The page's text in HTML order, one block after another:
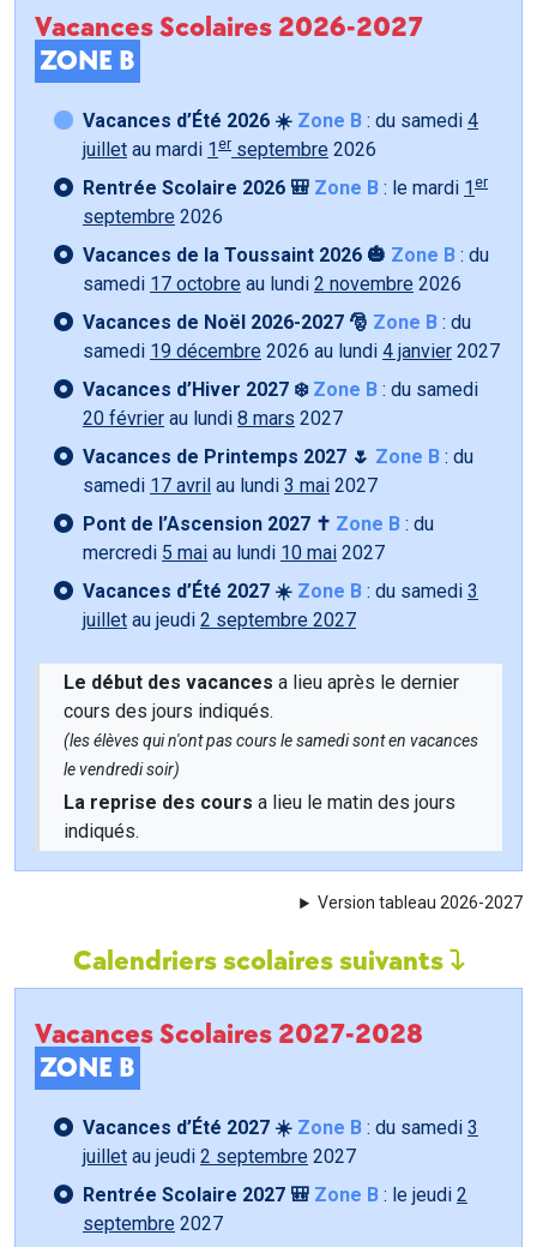
Vacances Scolaires 2026-2027
ZONE B
Vacances d’Été 2026 ☀️ Zone B : du samedi 4
juillet au mardi 1 er septembre 2026
Rentrée Scolaire 2026 🎒 Zone B : le mardi 1 er
septembre 2026
Vacances de la Toussaint 2026 🎃 Zone B : du
samedi 17 octobre au lundi 2 novembre 2026
Vacances de Noël 2026-2027 🎅 Zone B : du
samedi 19 décembre 2026 au lundi 4 janvier 2027
Vacances d’Hiver 2027 ❄️ Zone B : du samedi
20 février au lundi 8 mars 2027
Vacances de Printemps 2027 🌷 Zone B : du
samedi 17 avril au lundi 3 mai 2027
Pont de l’Ascension 2027 ✝️ Zone B : du
mercredi 5 mai au lundi 10 mai 2027
Vacances d’Été 2027 ☀️ Zone B : du samedi 3
juillet au jeudi 2 septembre 2027
Le début des vacances a lieu après le dernier
cours des jours indiqués.
(les élèves qui n'ont pas cours le samedi sont en vacances
le vendredi soir)
La reprise des cours a lieu le matin des jours
indiqués.
Version tableau 2026-2027
Calendriers scolaires suivants
Vacances Scolaires 2027-2028
ZONE B
Vacances d’Été 2027 ☀️ Zone B : du samedi 3
juillet au jeudi 2 septembre 2027
Rentrée Scolaire 2027 🎒 Zone B : le jeudi 2
septembre 2027